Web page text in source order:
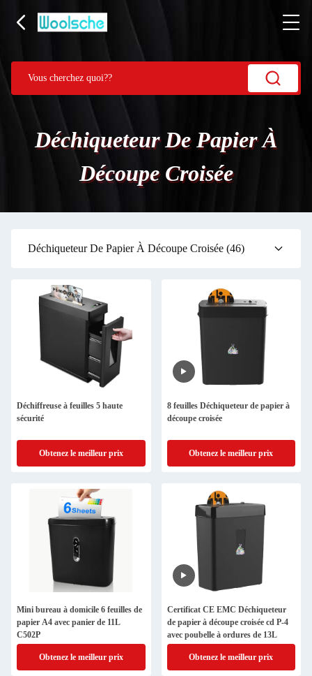
Déchiqueteur De Papier À
Découpe Croisée
Déchiqueteur De Papier À Découpe Croisée (46)
Déchiffreuse à feuilles 5 haute
sécurité
Obtenez le meilleur prix
8 feuilles Déchiqueteur de papier à
découpe croisée
Obtenez le meilleur prix
Mini bureau à domicile 6 feuilles de
papier A4 avec panier de 11L
C502P
Obtenez le meilleur prix
Certificat CE EMC Déchiqueteur
de papier à découpe croisée cd P-4
avec poubelle à ordures de 13L
Obtenez le meilleur prix